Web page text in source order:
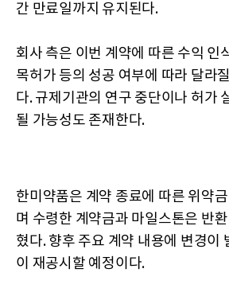
간 만료일까지 유지된다.
회사 측은 이번 계약에 따른 수익 인
목허가 등의 성공 여부에 따라 달라
다. 규제기관의 연구 중단이나 허가
될 가능성도 존재한다.
한미약품은 계약 종료에 따른 위약
며 수령한 계약금과 마일스톤은 반
혔다. 향후 주요 계약 내용에 변경이
이 재공시할 예정이다.